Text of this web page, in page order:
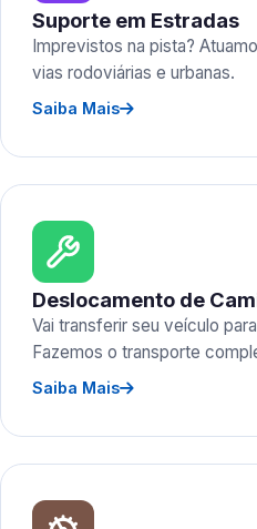
Suporte em Estradas
Imprevistos na pista?
vias rodoviárias e urbanas.
Saiba Mais
Deslocamento de
Vai transferir seu veículo
Fazemos o transporte
Saiba Mais